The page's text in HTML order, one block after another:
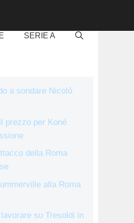
SERIE A
a sondare Nicolò
prezzo per Koné
della Roma
alla Roma
su Tresoldi in